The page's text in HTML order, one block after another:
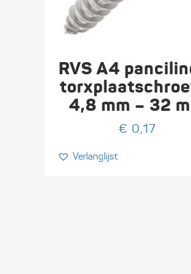
RVS A4
4,8 mm – 32
€ 0,17
Verlanglijst